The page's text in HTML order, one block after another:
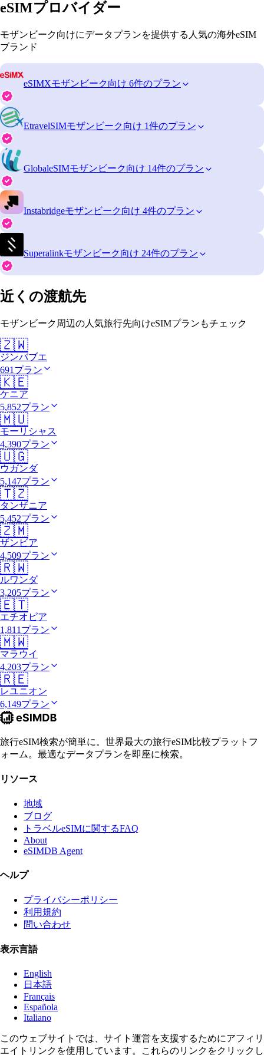
eSIMプロバイダー
モザンビーク向けにデータプランを提供する人気の海外eSIM
ブランド
eSIMXモザンビーク向け 6件のプラン
EtravelSIMモザンビーク向け 1件のプラン
GlobaleSIMモザンビーク向け 14件のプラン
Instabridgeモザンビーク向け 4件のプラン
Superalinkモザンビーク向け 24件のプラン
近くの渡航先
モザンビーク周辺の人気旅行先向けeSIMプランもチェック
🇿🇼
ジンバブエ
691プラン
🇰🇪
ケニア
5,852プラン
🇲🇺
モーリシャス
4,390プラン
🇺🇬
ウガンダ
5,147プラン
🇹🇿
タンザニア
5,452プラン
🇿🇲
ザンビア
4,509プラン
🇷🇼
ルワンダ
3,205プラン
🇪🇹
エチオピア
1,811プラン
🇲🇼
マラウイ
4,203プラン
🇷🇪
レユニオン
6,149プラン
旅行eSIM検索が簡単に。世界最大の旅行eSIM比較プラットフ
ォーム。最適なデータプランを即座に検索。
リソース
地域
ブログ
トラベルeSIMに関するFAQ
About
eSIMDB Agent
ヘルプ
プライバシーポリシー
利用規約
問い合わせ
表示言語
English
日本語
Français
Española
Italiano
このウェブサイトでは、サイト運営を支援するためにアフィリ
エイトリンクを使用しています。これらのリンクをクリックし